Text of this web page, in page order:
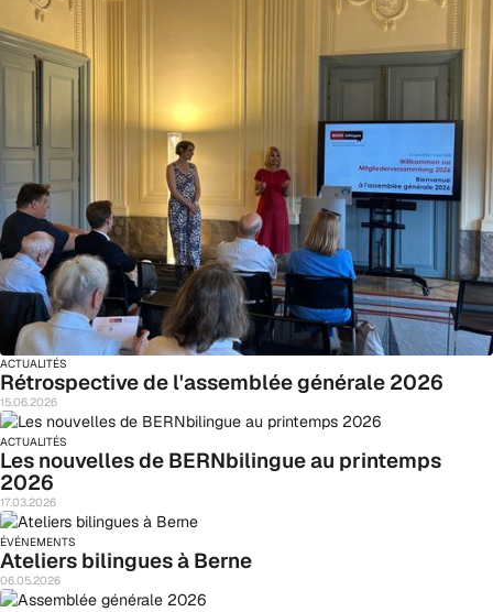
ACTUALITÉS
Rétrospective de l'assemblée générale 2026
15.06.2026
ACTUALITÉS
Les nouvelles de BERNbilingue au printemps
2026
17.03.2026
ÉVÉNEMENTS
Ateliers bilingues à Berne
06.05.2026